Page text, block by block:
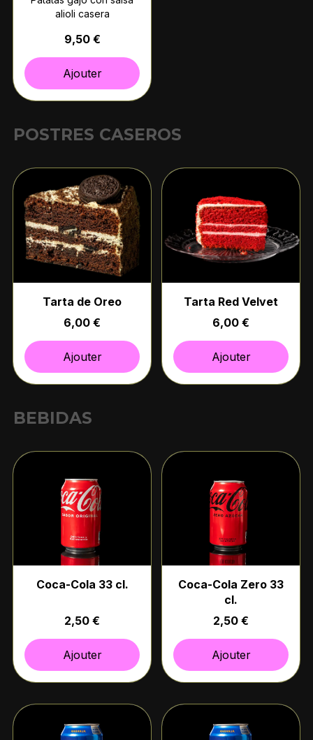
alioli casera
9,50 €
Ajouter
POSTRES CASEROS
Tarta de Oreo
6,00 €
Ajouter
Tarta Red Velvet
6,00 €
Ajouter
BEBIDAS
Coca-Cola 33 cl.
2,50 €
Ajouter
Coca-Cola Zero 33
cl.
2,50 €
Ajouter